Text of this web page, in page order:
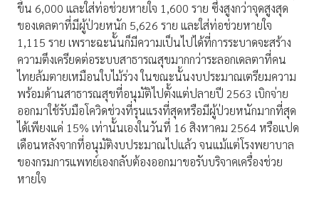
ขึ้น 6,000 และใส่ท่อช่วยหายใจ 1,600 ราย ซึ่งสูงกว่าจุดสูงสุด
ของเดลตาที่มีผู้ป่วยหนัก 5,626 ราย และใส่ท่อช่วยหายใจ
1,115 ราย เพราะฉะนั้นก็มีความเป็นไปได้ที่การระบาดจะสร้าง
ความตึงเครียดต่อระบบสาธารณสุขมากกว่าระลอกเดลตาที่คน
ไทยล้มตายเหมือนใบไม้ร่วง ในขณะนั้นงบประมาณเตรียมความ
พร้อมด้านสาธารณสุขที่อนุมัติไปตั้งแต่ปลายปี 2563 เบิกจ่าย
ออกมาใช้รับมือโควิดช่วงที่รุนแรงที่สุดหรือมีผู้ป่วยหนักมากที่สุด
ได้เพียงแค่ 15% เท่านั้นเองในวันที่ 16 สิงหาคม 2564 หรือแปด
เดือนหลังจากที่อนุมัติงบประมาณไปแล้ว จนแม้แต่โรงพยาบาล
ของกรมการแพทย์เองกลับต้องออกมาขอรับบริจาคเครื่องช่วย
หายใจ